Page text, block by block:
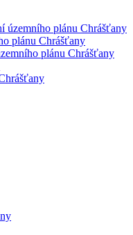
územního plánu Chrášťany
plánu Chrášťany
plánu Chrášťany